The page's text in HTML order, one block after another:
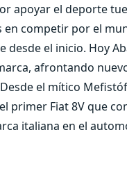
apoyar el deporte
competir por el
el inicio. Hoy
afrontando
el mítico
primer Fiat 8V que
italiana en el